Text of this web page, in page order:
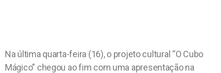
Na última quarta-feira (16), o projeto cultural “O Cubo
Mágico” chegou ao fim com uma apresentação na